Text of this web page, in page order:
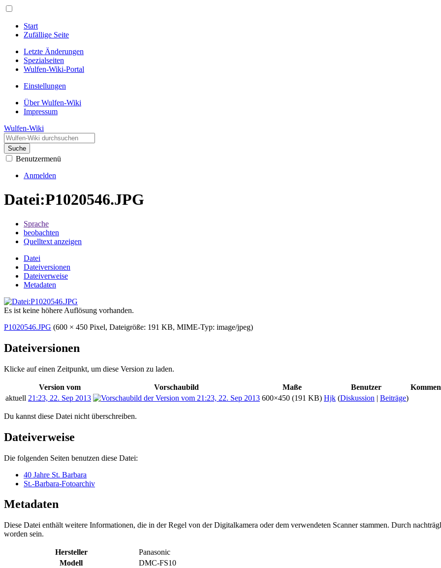
Start
Zufällige Seite
Letzte Änderungen
Spezialseiten
Wulfen-Wiki-Portal
Einstellungen
Über Wulfen-Wiki
Impressum
Wulfen-Wiki
Suche
Benutzermenü
Anmelden
Datei:P1020546.JPG
Sprache
beobachten
Quelltext anzeigen
Datei
Dateiversionen
Dateiverweise
Metadaten
Es ist keine höhere Auflösung vorhanden.
P1020546.JPG (600 × 450 Pixel, Dateigröße: 191 KB, MIME-Typ: image/jpeg)
Dateiversionen
Klicke auf einen Zeitpunkt, um diese Version zu laden.
Version vom Vorschaubild Maße Benutzer
aktuell 21:23, 22. Sep 2013 600×450 (191 KB) Hjk (Diskussion | Beiträge)
Du kannst diese Datei nicht überschreiben.
Dateiverweise
Die folgenden Seiten benutzen diese Datei:
40 Jahre St. Barbara
St.-Barbara-Fotoarchiv
Metadaten
Diese Datei enthält weitere Informationen, die in der Regel von der Digitalkamera oder dem verwendeten Scanner stammen. Durch
worden sein.
Hersteller
Panasonic
Modell
DMC-FS10